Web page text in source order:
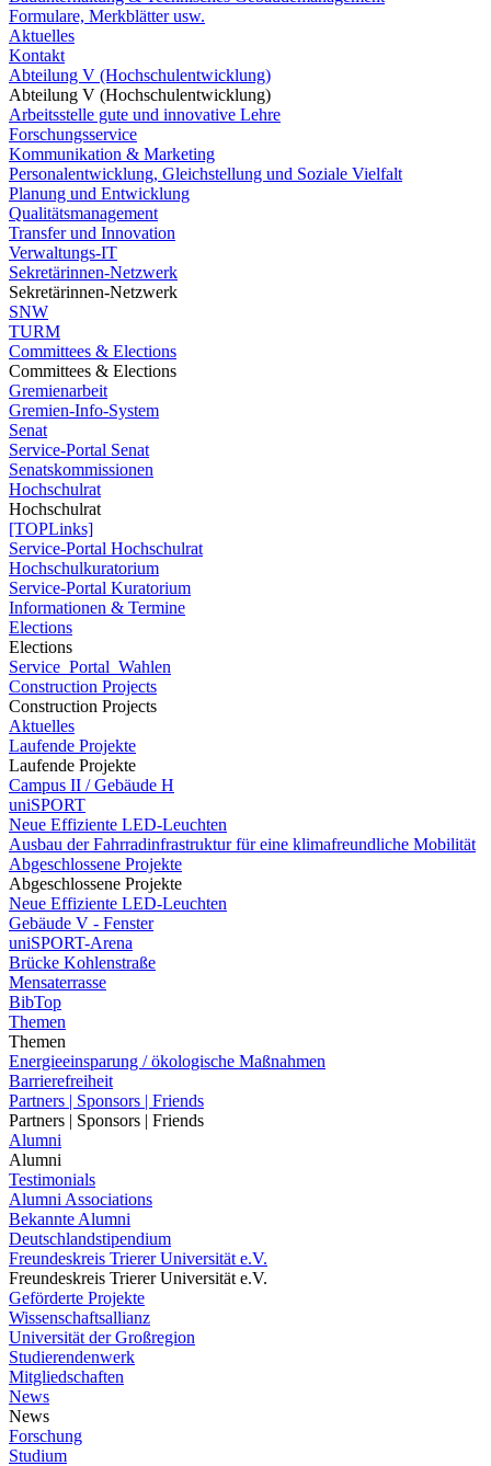
Formulare, Merkblätter usw.
Aktuelles
Kontakt
Abteilung V (Hochschulentwicklung)
Abteilung V (Hochschulentwicklung)
Arbeitsstelle gute und innovative Lehre
Forschungsservice
Kommunikation & Marketing
Personalentwicklung, Gleichstellung und Soziale Vielfalt
Planung und Entwicklung
Qualitätsmanagement
Transfer und Innovation
Verwaltungs-IT
Sekretärinnen-Netzwerk
Sekretärinnen-Netzwerk
SNW
TURM
Committees & Elections
Committees & Elections
Gremienarbeit
Gremien-Info-System
Senat
Service-Portal Senat
Senatskommissionen
Hochschulrat
Hochschulrat
[TOPLinks]
Service-Portal Hochschulrat
Hochschulkuratorium
Service-Portal Kuratorium
Informationen & Termine
Elections
Elections
Service_Portal_Wahlen
Construction Projects
Construction Projects
Aktuelles
Laufende Projekte
Laufende Projekte
Campus II / Gebäude H
uniSPORT
Neue Effiziente LED-Leuchten
Ausbau der Fahrradinfrastruktur für eine klimafreundliche Mobilität
Abgeschlossene Projekte
Abgeschlossene Projekte
Neue Effiziente LED-Leuchten
Gebäude V - Fenster
uniSPORT-Arena
Brücke Kohlenstraße
Mensaterrasse
BibTop
Themen
Themen
Energieeinsparung / ökologische Maßnahmen
Barrierefreiheit
Partners | Sponsors | Friends
Partners | Sponsors | Friends
Alumni
Alumni
Testimonials
Alumni Associations
Bekannte Alumni
Deutschlandstipendium
Freundeskreis Trierer Universität e.V.
Freundeskreis Trierer Universität e.V.
Geförderte Projekte
Wissenschaftsallianz
Universität der Großregion
Studierendenwerk
Mitgliedschaften
News
News
Forschung
Studium